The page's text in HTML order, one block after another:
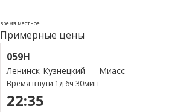
время местное
Примерные цены
059Н
Ленинск-Кузнецкий — Миасс
Время в пути 1д 6ч 30мин
22:35